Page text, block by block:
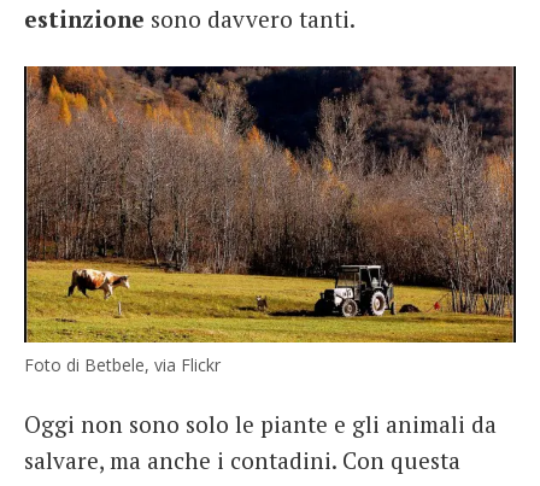
estinzione sono davvero tanti.
Foto di Betbele, via Flickr
Oggi non sono solo le piante e gli animali da
salvare, ma anche i contadini. Con questa